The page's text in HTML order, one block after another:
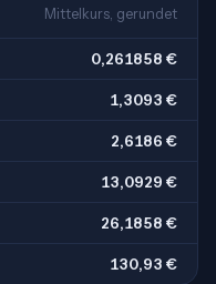
Mittelkurs, gerundet
0,261858 €
1,3093 €
2,6186 €
13,0929 €
26,1858 €
130,93 €